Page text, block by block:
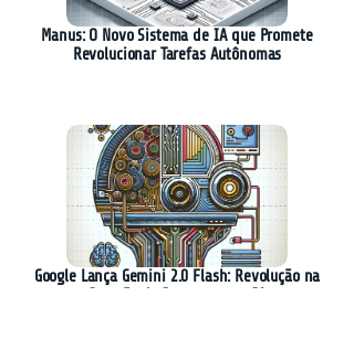
Manus: O Novo Sistema de IA que Promete
Revolucionar Tarefas Autônomas
Google Lança Gemini 2.0 Flash: Revolução na